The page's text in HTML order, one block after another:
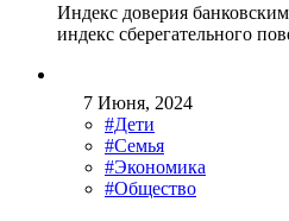
Индекс доверия
индекс сберегательного
7 Июня, 2024
#Дети
#Семья
#Экономика
#Общество